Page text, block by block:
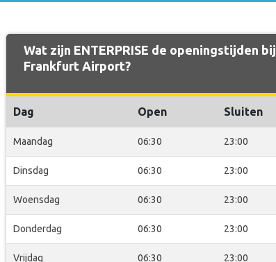
Wat zijn ENTERPRISE de openingstijden bij
Frankfurt Airport?
Dag Open Sluiten
Maandag 06:30 23:00
Dinsdag 06:30 23:00
Woensdag 06:30 23:00
Donderdag 06:30 23:00
Vrijdag 06:30 23:00